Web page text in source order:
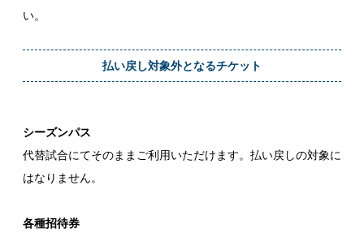
い。
払い戻し対象外となるチケット
シーズンパス
代替試合にてそのままご利用いただけます。払い戻しの対象に
はなりません。
各種招待券